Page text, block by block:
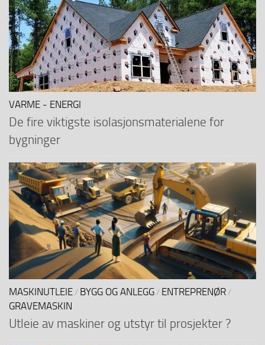
VARME - ENERGI
De fire viktigste isolasjonsmaterialene for
bygninger
MASKINUTLEIE / BYGG OG ANLEGG / ENTREPRENØR /
GRAVEMASKIN
Utleie av maskiner og utstyr til prosjekter ?